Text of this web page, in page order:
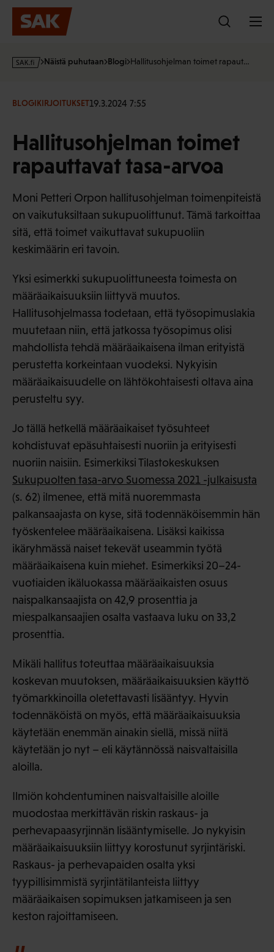
Hyppää
sisältöön
s
·
Näistä puhutaan Blogi Hallitusohjelman toimet rapaut…
BLOGIKIRJOITUKSET19.3.2024 7:55
Hallitusohjelman toimet
rapauttavat tasa-arvoa
Moni Petteri Orpon hallitusohjelman toimenpiteistä
on vaikutuksiltaan sukupuolittunut. Tämä tarkoittaa
sitä, että toimet vaikuttavat sukupuoliin
keskimäärin eri tavoin.
Yksi esimerkki sukupuolittuneesta toimesta on
määräaikaisuuksiin liittyvä muutos.
Hallitusohjelmassa todetaan, että työsopimuslakia
muutetaan niin, että jatkossa työsopimus olisi
mahdollista tehdä määräaikaisena ilman erityistä
perustetta korkeintaan vuodeksi. Nykyisin
määräaikaisuudelle on lähtökohtaisesti oltava aina
perusteltu syy.
Jo tällä hetkellä määräaikaiset työsuhteet
kohdistuvat epäsuhtaisesti nuoriin ja erityisesti
nuoriin naisiin. Esimerkiksi Tilastokeskuksen
Sukupuolten tasa-arvo Suomessa 2021 -julkaisusta
(s. 62) ilmenee, että mitä nuoremmasta
palkansaajasta on kyse, sitä todennäköisemmin hän
työskentelee määräaikaisena. Lisäksi kaikissa
ikäryhmässä naiset tekevät useammin työtä
määräaikaisena kuin miehet. Esimerkiksi 20–24-
vuotiaiden ikäluokassa määräaikaisten osuus
naispalkansaajista on 42,9 prosenttia ja
miespalkansaajien osalta vastaava luku on 33,2
prosenttia.
Mikäli hallitus toteuttaa määräaikaisuuksia
koskevan muutoksen, määräaikaisuuksien käyttö
työmarkkinoilla oletettavasti lisääntyy. Hyvin
todennäköistä on myös, että määräaikaisuuksia
käytetään enemmän ainakin siellä, missä niitä
käytetään jo nyt – eli käytännössä naisvaltaisilla
aloilla.
Ilmiön kohdentuminen naisvaltaisille aloille
muodostaa merkittävän riskin raskaus- ja
perhevapaasyrjinnän lisääntymiselle. Jo nykyisin
määräaikaisuuksiin liittyy korostunut syrjintäriski.
Raskaus- ja perhevapaiden osalta yksi
tyypillisimmistä syrjintätilanteista liittyy
määräaikaisen sopimuksen jatkamiseen ja sen
keston rajoittamiseen.